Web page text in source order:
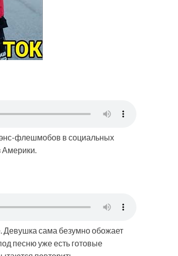
флешмобов в социальных
Америки.
Девушка сама безумно обожает
песню уже есть готовые